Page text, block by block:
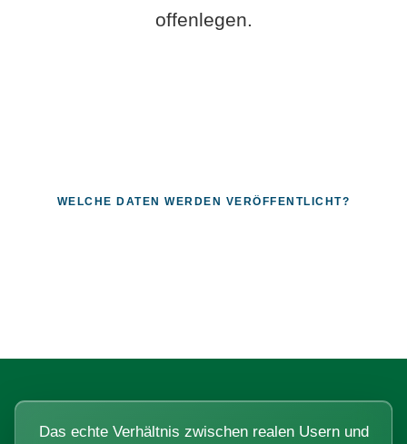
offenlegen.
WELCHE DATEN WERDEN VERÖFFENTLICHT?
Das echte Verhältnis zwischen realen Usern und